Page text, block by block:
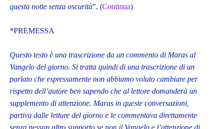
questa notte senza oscurità”. (Continua)
*PREMESSA
Questo testo è una trascrizione da un commento di Maras al
Vangelo del giorno. Si tratta quindi di una trascrizione di un
parlato che espressamente non abbiamo voluto cambiare per
rispetto dell’autore ben sapendo che al lettore domanderà un
supplemento di attenzione. Maras in queste conversazioni,
partiva dalle letture del giorno e le commentava direttamente
senza nessun altro supporto se non il Vangelo e l’attenzione di